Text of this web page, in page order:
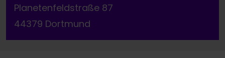
Planetenfeldstraße 87
44379 Dortmund